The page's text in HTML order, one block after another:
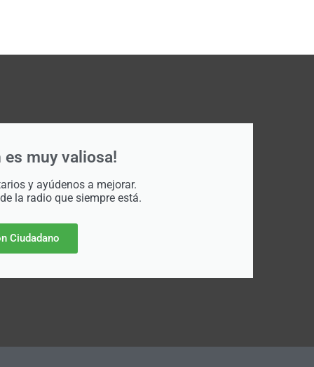
es muy valiosa!
y ayúdenos a mejorar.
la radio que siempre está.
Ciudadano